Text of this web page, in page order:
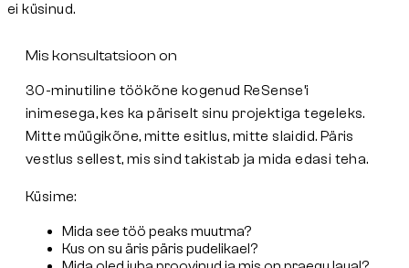
ei küsinud.
Mis konsultatsioon on
30-minutiline töökõne kogenud ReSense’i
inimesega, kes ka päriselt sinu projektiga tegeleks.
Mitte müügikõne, mitte esitlus, mitte slaidid. Päris
vestlus sellest, mis sind takistab ja mida edasi teha.
Küsime:
Mida see töö peaks muutma?
Kus on su äris päris pudelikael?